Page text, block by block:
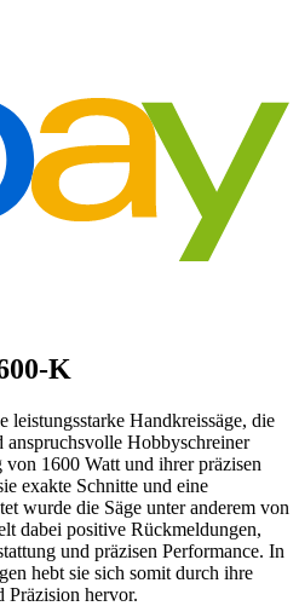
K
Handkreissäge, die
Hobbyschreiner
1600 Watt und ihrer präzisen
exakte Schnitte und eine
wurde die Säge unter anderem von
dabei positive Rückmeldungen,
und präzisen Performance. In
hebt sie sich somit durch ihre
hervor.